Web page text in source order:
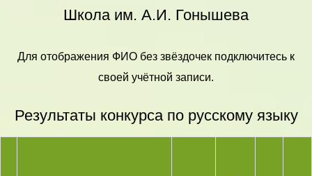
Школа им. А.И. Гонышева
Для отображения ФИО без звёздочек подключитесь к
своей учётной записи.
Результаты конкурса по русскому языку